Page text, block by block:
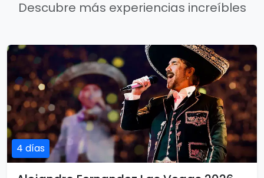
Descubre más experiencias increíbles
4 días